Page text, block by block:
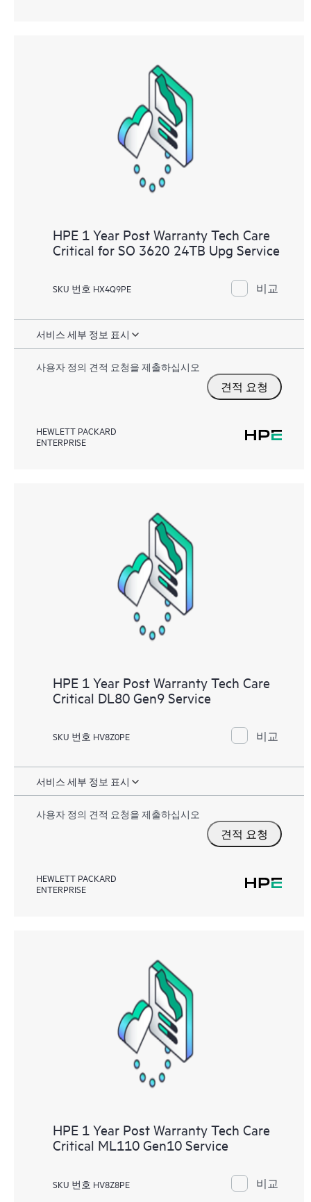
HPE 1 Year Post Warranty Tech Care
Critical for SO 3620 24TB Upg Service
SKU 번호 HX4Q9PE 비교
서비스 세부 정보 표시
사용자 정의 견적 요청을 제출하십시오
견적 요청
HEWLETT PACKARD
ENTERPRISE
HPE 1 Year Post Warranty Tech Care
Critical DL80 Gen9 Service
SKU 번호 HV8Z0PE 비교
서비스 세부 정보 표시
사용자 정의 견적 요청을 제출하십시오
견적 요청
HEWLETT PACKARD
ENTERPRISE
HPE 1 Year Post Warranty Tech Care
Critical ML110 Gen10 Service
SKU 번호 HV8Z8PE 비교